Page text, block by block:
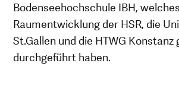
Bodenseehochschule IBH,
Raumentwicklung der HSR, die
St.Gallen und die HTWG Konstanz
durchgeführt haben.